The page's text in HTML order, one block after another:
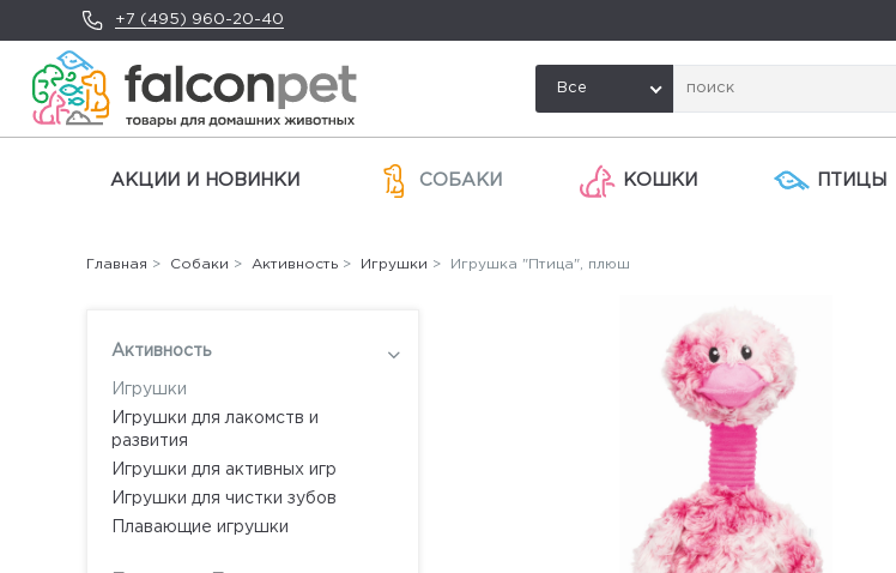
+7 (495) 960-20-40
Все
АКЦИИ И НОВИНКИ СОБАКИ КОШКИ ПТИЦЫ
Активность
Игрушки
Игрушки для лакомств и
развития
Игрушки для активных игр
Игрушки для чистки зубов
Плавающие игрушки
Главная > Собаки > Активность > Игрушки > Игрушка "Птица", плюш